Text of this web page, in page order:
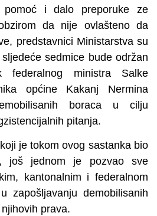
pomoć i dalo preporuke ze
da nije ovlašteno da
predstavnici Ministarstva su
sedmice bude održan
federalnog ministra Salke
općine Kakanj Nermina
boraca u cilju
pitanja.
je tokom ovog sastanka bio
još jednom je pozvao sve
kantonalnim i federalnom
zapošljavanju demobilisanih
prava.